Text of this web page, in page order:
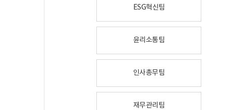
ESG혁신팀
윤리소통팀
인사총무팀
재무관리팀